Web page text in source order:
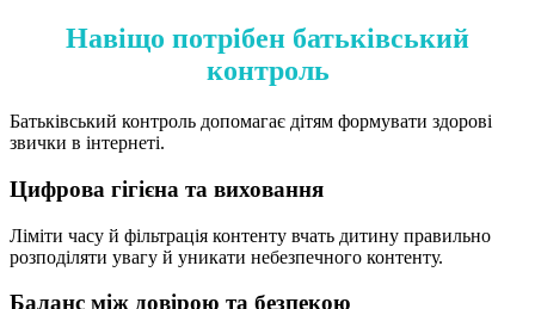
Навіщо потрібен батьківський
контроль
Батьківський контроль допомагає дітям формувати здорові
звички в інтернеті.
Цифрова гігієна та виховання
Ліміти часу й фільтрація контенту вчать дитину правильно
розподіляти увагу й уникати небезпечного контенту.
Баланс між довірою та безпекою